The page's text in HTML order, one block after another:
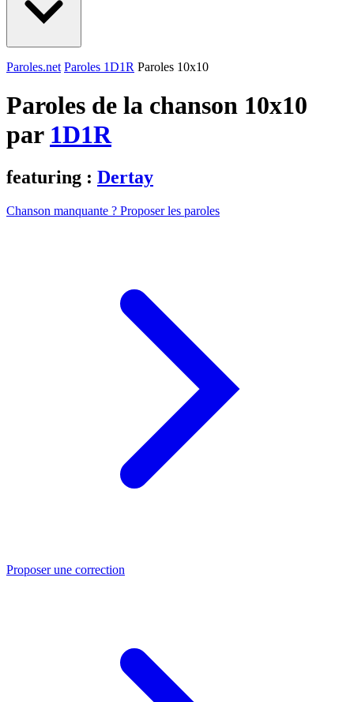
Paroles.net Paroles 1D1R Paroles 10x10
Paroles de la chanson 10x10
par 1D1R
featuring : Dertay
Chanson manquante ? Proposer les paroles
Proposer une correction